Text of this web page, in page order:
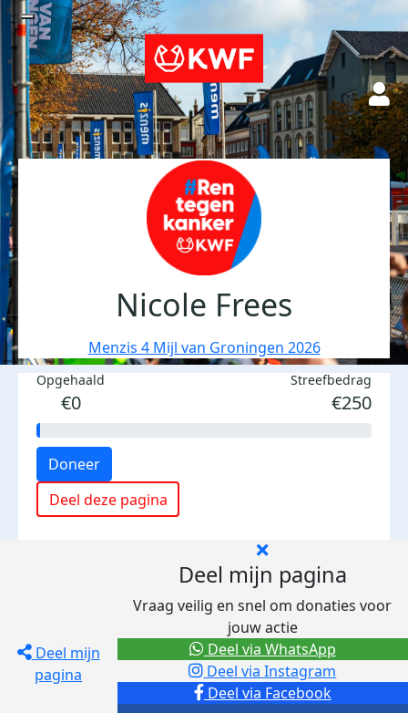
Nicole Frees
Menzis 4 Mijl van Groningen 2026
Opgehaald
€0
Streefbedrag
€250
Doneer
Deel deze pagina
Deel mijn
pagina
Deel mijn pagina
Vraag veilig en snel om donaties voor
jouw actie
Deel via Facebook
Deel via Instagram
Deel via WhatsApp